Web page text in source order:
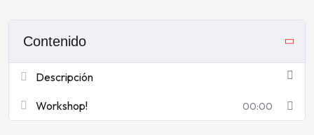
Contenido
Descripción
Workshop! 00:00